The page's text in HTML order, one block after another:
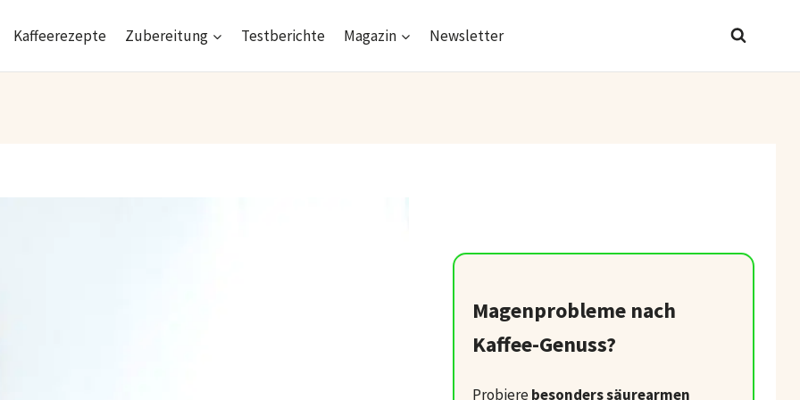
Kaffeerezepte Zubereitung Testberichte Magazin Newsletter
Magenprobleme nach
Kaffee-Genuss?
Probierebesonders säurearmen